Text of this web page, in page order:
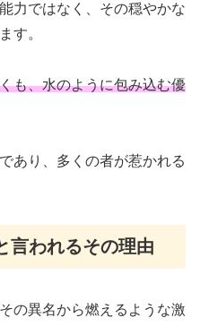
力ではなく、その穏やかな
す。
も、水のように包み込む優
あり、多くの者が惹かれる
言われるその理由
の異名から燃えるような激